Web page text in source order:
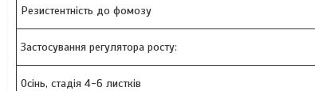
Резистентність до фомозу
Застосування регулятора росту:
Осінь, стадія 4-6 листків